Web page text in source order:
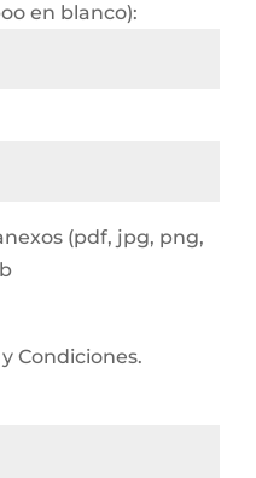
en blanco):
(pdf, jpg, png,
Condiciones.